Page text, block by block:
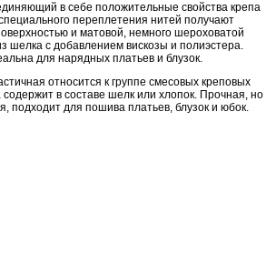
в себе положительные свойства крепа
переплетения нитей получают
и матовой, немного шероховатой
шелка с добавлением вискозы и полиэстера.
для нарядных платьев и блузок.
относится к группе смесовых креповых
в составе шелк или хлопок. Прочная, но
подходит для пошива платьев, блузок и юбок.